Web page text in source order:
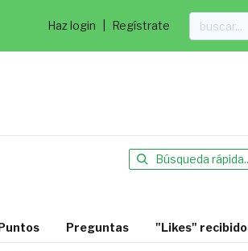
Haz login Regístrate
Preguntas "Likes"